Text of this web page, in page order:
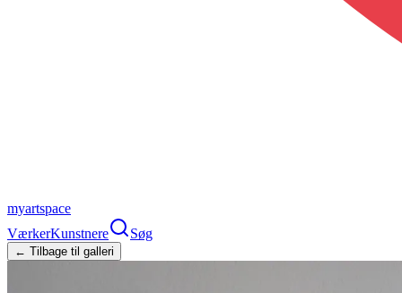
myartspace
VærkerKunstnere Søg
← Tilbage til galleri